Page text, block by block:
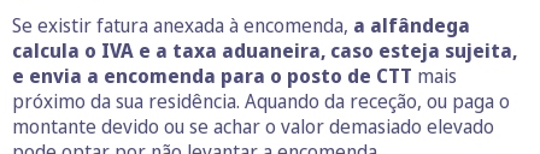
Se existir fatura anexada à encomenda, a alfândega
calcula o IVA e a taxa aduaneira, caso esteja sujeita,
e envia a encomenda para o posto de CTT mais
próximo da sua residência. Aquando da receção, ou paga o
montante devido ou se achar o valor demasiado elevado